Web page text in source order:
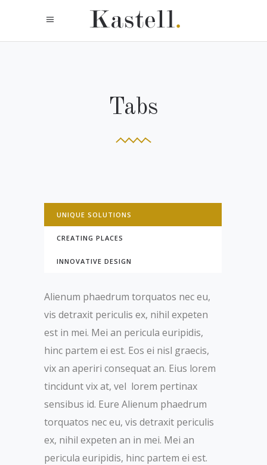
Tabs
UNIQUE SOLUTIONS
CREATING PLACES
INNOVATIVE DESIGN
Alienum phaedrum torquatos nec eu,
vis detraxit periculis ex, nihil expeten
est in mei. Mei an pericula euripidis,
hinc partem ei est. Eos ei nisl graecis,
vix an aperiri consequat an. Eius lorem
tincidunt vix at, vel lorem pertinax
sensibus id. Eure Alienum phaedrum
torquatos nec eu, vis detraxit periculis
ex, nihil expeten an in mei. Mei an
pericula euripidis, hinc partem ei est.